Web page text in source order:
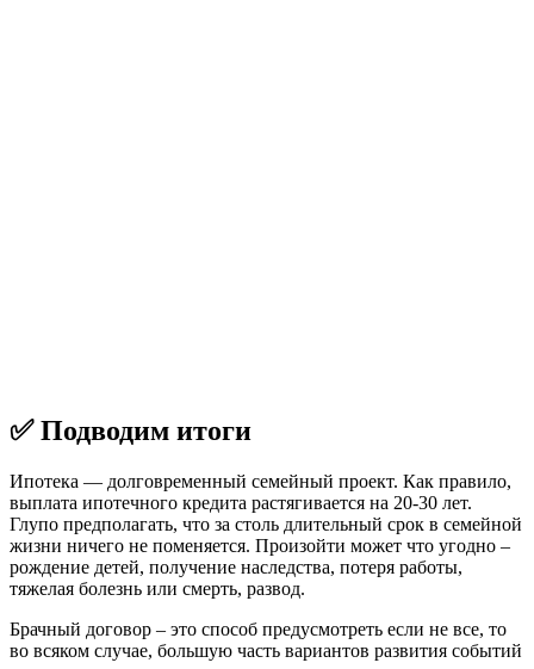
✅ Подводим итоги
Ипотека — долговременный семейный проект. Как правило,
выплата ипотечного кредита растягивается на 20-30 лет.
Глупо предполагать, что за столь длительный срок в семейной
жизни ничего не поменяется. Произойти может что угодно –
рождение детей, получение наследства, потеря работы,
тяжелая болезнь или смерть, развод.
Брачный договор – это способ предусмотреть если не все, то
во всяком случае, большую часть вариантов развития событий